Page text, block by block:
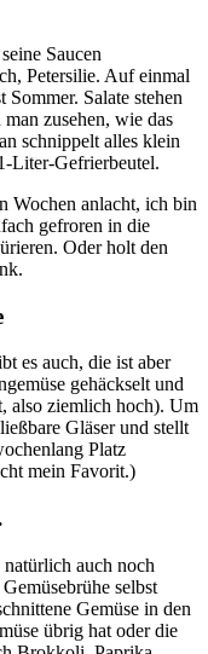
Saucen
Petersilie. Auf einmal
Salate stehen
zusehen, wie das
schnippelt alles klein
Liter-Gefrierbeutel.
Wochen anlacht, ich bin
gefroren in die
Oder holt den
es auch, die ist aber
gehäckselt und
also ziemlich hoch). Um
Gläser und stellt
Platz
mein Favorit.)
auch noch
selbst
Gemüse in den
übrig hat oder die